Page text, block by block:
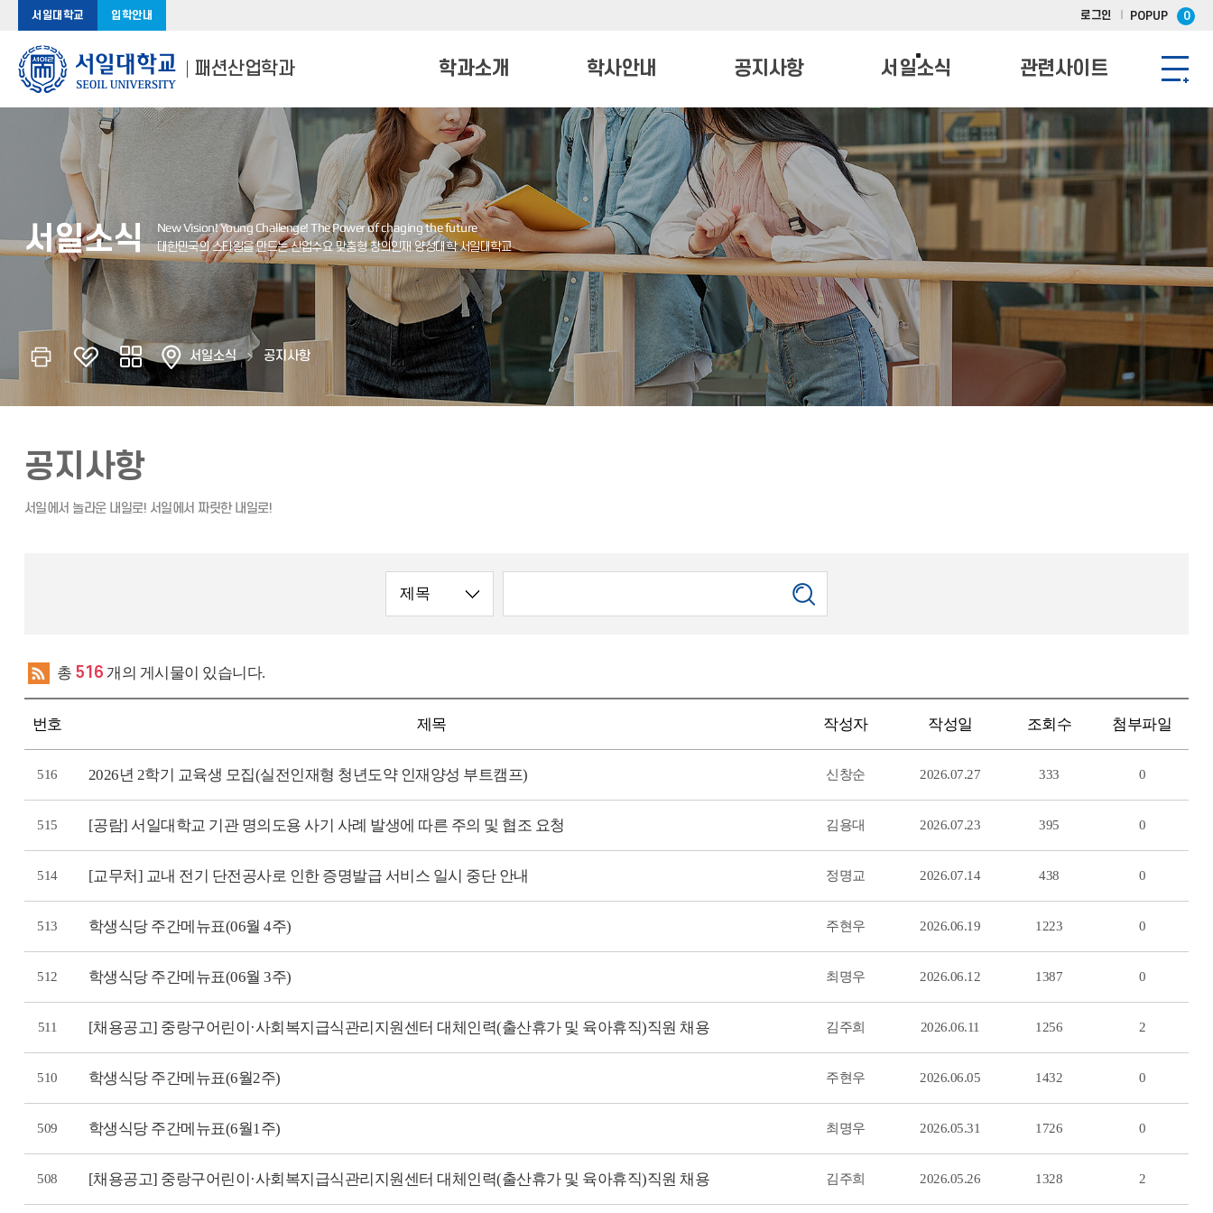
서일대학교 입학안내 로그인 POPUP 0
패션산업학과 학과소개 학사안내 공지사항 서일소식 관련사이트
서일소식
서일소식 공지사항
공지사항
총 516 개의 게시물이 있습니다.
번호 제목 작성자 작성일 조회수 첨부파일
516 2026년 2학기 교육생 모집(실전인재형 청년도약 인재양성 부트캠프) 신창순 2026.07.27 333 0
515 [공람] 서일대학교 기관 명의도용 사기 사례 발생에 따른 주의 및 협조 요청 김용대 2026.07.23 395 0
514 [교무처] 교내 전기 단전공사로 인한 증명발급 서비스 일시 중단 안내 정명교 2026.07.14 438 0
513 학생식당 주간메뉴표(06월 4주) 주현우 2026.06.19 1223 0
512 학생식당 주간메뉴표(06월 3주) 최명우 2026.06.12 1387 0
511 [채용공고] 중랑구어린이·사회복지급식관리지원센터 대체인력(출산휴가 및 육아휴직)직원 채용 김주희 2026.06.11 1256 2
510 학생식당 주간메뉴표(6월2주) 주현우 2026.06.05 1432 0
509 학생식당 주간메뉴표(6월1주) 최명우 2026.05.31 1726 0
508 [채용공고] 중랑구어린이·사회복지급식관리지원센터 대체인력(출산휴가 및 육아휴직)직원 채용 김주희 2026.05.26 1328 2